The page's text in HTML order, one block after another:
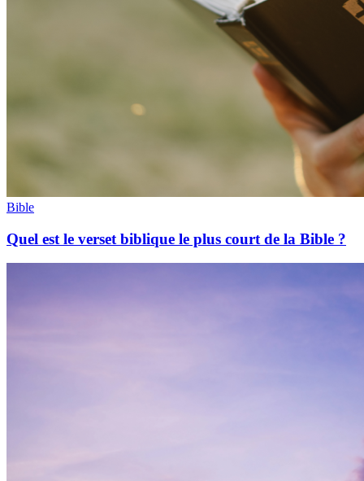
Bible
Quel est le verset biblique le plus court de la Bible ?